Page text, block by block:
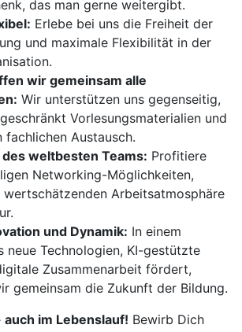
das man gerne weitergibt.
Erlebe bei uns die Freiheit der
und maximale Flexibilität in der
wir gemeinsam alle
Wir unterstützen uns gegenseitig,
Vorlesungsmaterialien und
fachlichen Austausch.
weltbesten Teams: Profitiere
Networking-Möglichkeiten,
wertschätzenden Arbeitsatmosphäre
und Dynamik: In einem
neue Technologien, KI-gestützte
Zusammenarbeit fördert,
gemeinsam die Zukunft der Bildung.
im Lebenslauf! Bewirb Dich